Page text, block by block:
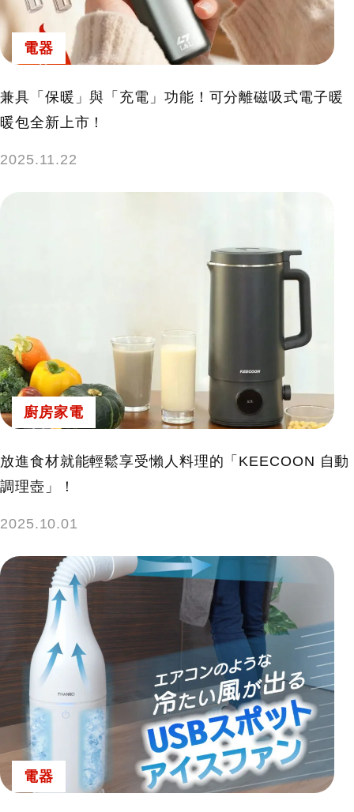
電器
兼具「保暖」與「充電」功能！可分離磁吸式電子暖
暖包全新上市！
2025.11.22
廚房家電
放進食材就能輕鬆享受懶人料理的「KEECOON 自動
調理壺」！
2025.10.01
電器